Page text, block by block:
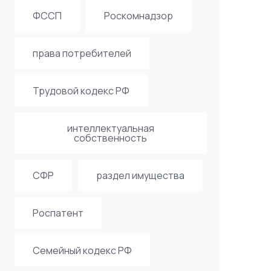
ФССП Роскомнадзор
права потребителей
Трудовой кодекс РФ
интеллектуальная
собственность
СФР раздел имущества
Роспатент
Семейный кодекс РФ